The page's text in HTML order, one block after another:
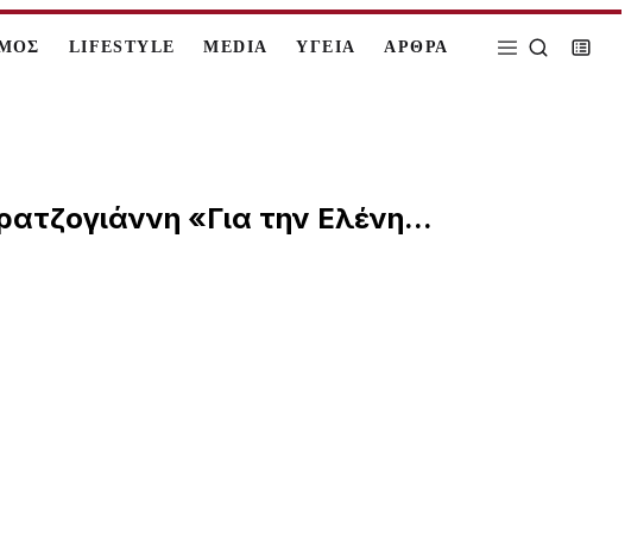
LIFESTYLE MEDIA ΥΓΕΙΑ ΑΡΘΡΑ
«Για την Ελένη...